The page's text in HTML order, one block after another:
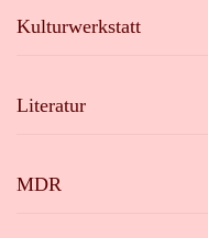
Kulturwerkstatt
Literatur
MDR